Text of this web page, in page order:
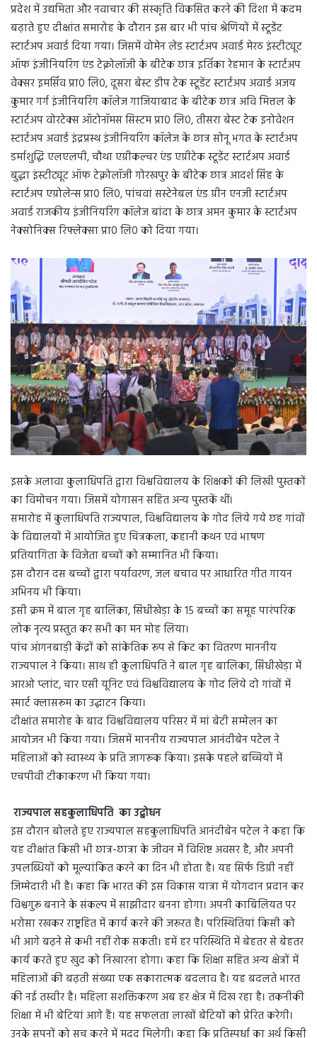
प्रदेश में उद्यमिता और नवाचार की संस्कृति विकसित करने की दिशा में कदम
बढ़ाते हुए दीक्षांत समारोह के दौरान इस बार भी पांच श्रेणियों में स्टूडेंट
स्टार्टअप अवार्ड दिया गया। जिसमें वोमेन लेड स्टार्टअप अवार्ड मेरठ इंस्टीट्यूट
ऑफ इंजीनियरिंग एंड टेक्नोलॉजी के बीटेक छात्र इर्तिका रेहमान के स्टार्टअप
वेक्सर इमर्सिव प्रा0 लि0, दूसरा बेस्ट डीप टेक स्टूडेंट स्टार्टअप अवार्ड अजय
कुमार गर्ग इंजीनियरिंग कॉलेज गाजियाबाद के बीटेक छात्र अवि मित्तल के
स्टार्टअप वोरटेक्स ऑटोनॉमस सिस्टम प्रा0 लि0, तीसरा बेस्ट टेक इनोवेशन
स्टार्टअप अवार्ड इंद्रप्रस्थ इंजीनियरिंग कॉलेज के छात्र सोनू भगत के स्टार्टअप
डर्माशुद्धि एलएलपी, चौथा एग्रीकल्चर एंड एग्रीटेक स्टूडेंट स्टार्टअप अवार्ड
बुद्धा इंस्टीट्यूट ऑफ टेक्नोलॉजी गोरखपुर के बीटेक छात्र आदर्श सिंह के
स्टार्टअप एग्रोलेन्स प्रा0 लि0, पांचवां सस्टेनेबल एंड ग्रीन एनजी स्टार्टअप
अवार्ड राजकीय इंजीनियरिंग कॉलेज बांदा के छात्र अमन कुमार के स्टार्टअप
नेक्सोनिक्स रिफ्लेक्सा प्रा0 लि0 को दिया गया।
इसके अलावा कुलाधिपति द्वारा विश्वविद्यालय के शिक्षकों की लिखी पुस्तकों
का विमोचन गया। जिसमें योगासन सहित अन्य पुस्तकें थीं।
समारोह में कुलाधिपति राज्यपाल, विश्वविद्यालय के गोद लिये गये छह गांवों
के विद्यालयों में आयोजित हुए चित्रकला, कहानी कथन एवं भाषण
प्रतियागिता के विजेता बच्चों को सम्मानित भी किया।
इस दौरान दस बच्चों द्वारा पर्यावरण, जल बचाव पर आधारित गीत गायन
अभिनय भी किया।
इसी क्रम में बाल गृह बालिका, सिंधीखेड़ा के 15 बच्चों का समूह पारंपरिक
लोक नृत्य प्रस्तुत कर सभी का मन मोह लिया।
पांच आंगनबाड़ी केंद्रों को सांकेतिक रूप से किट का वितरण माननीय
राज्यपाल ने किया। साथ ही कुलाधिपति ने बाल गृह बालिका, सिंधीखेड़ा में
आरओ प्लांट, चार एसी यूनिट एवं विश्वविद्यालय के गोद लिये दो गांवों में
स्मार्ट क्लासरूम का उद्घाटन किया।
दीक्षांत समारोह के बाद विश्वविद्यालय परिसर में मां बेटी सम्मेलन का
आयोजन भी किया गया। जिसमें माननीय राज्यपाल आनंदीबेन पटेल ने
महिलाओं को स्वास्थ्य के प्रति जागरूक किया। इसके पहले बच्चियों में
एचपीवी टीकाकरण भी किया गया।
राज्यपाल सहकुलाधिपति का उद्बोधन
इस दौरान बोलते हुए राज्यपाल सहकुलाधिपति आनंदीबेन पटेल ने कहा कि
यह दीक्षांत किसी भी छात्र-छात्रा के जीवन में विशिष्ट अवसर है, और अपनी
उपलब्धियों को मूल्यांकित करने का दिन भी होता है। यह सिर्फ डिग्री नहीं
जिम्मेदारी भी है। कहा कि भारत की इस विकास यात्रा में योगदान प्रदान कर
विश्वगुरू बनाने के संकल्प में साझीदार बनना होगा। अपनी काबिलियत पर
भरोसा रखकर राष्ट्रहित में कार्य करने की जरूरत है। परिस्थितियां किसी को
भी आगे बढ़ने से कभी नहीं रोक सकती। हमें हर परिस्थिति में बेहतर से बेहतर
कार्य करते हुए खुद को निखारना होगा। कहा कि शिक्षा सहित अन्य क्षेत्रों में
महिलाओं की बढ़ती संख्या एक सकारात्मक बदलाव है। यह बदलते भारत
की नई तस्वीर है। महिला सशक्तिकरण अब हर क्षेत्र में दिख रहा है। तकनीकी
शिक्षा में भी बेटियां आगे हैं। यह सफलता लाखों बेटियों को प्रेरित करेगी।
उनके सपनों को सच करने में मदद मिलेगी। कहा कि प्रतिस्पर्धा का अर्थ किसी